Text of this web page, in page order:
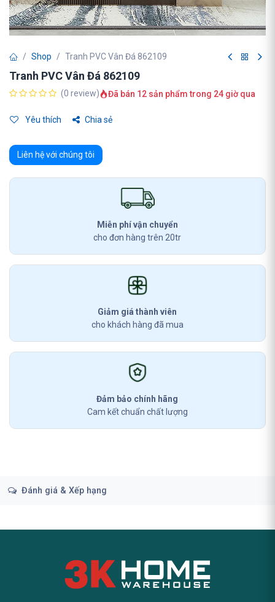
Shop Tranh PVC Vân Đá 862109
Tranh PVC Vân Đá 862109
(0 review) Đã bán 12 sản phẩm trong 24 giờ qua
Yêu thích Chia sẻ
Liên hệ với chúng tôi
Miễn phí vận chuyển
cho đơn hàng trên 20tr
Giảm giá thành viên
cho khách hàng đã mua
Đảm bảo chính hãng
Cam kết chuẩn chất lượng
Đánh giá & Xếp hạng